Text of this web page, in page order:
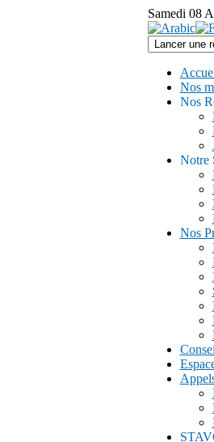
Samedi 08
Nos
Nos
Notre
Nos